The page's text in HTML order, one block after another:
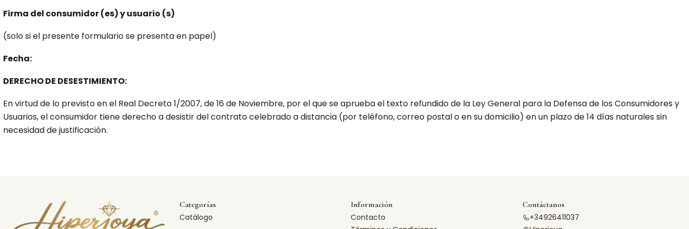
Firma del consumidor (es) y usuario (s)
(solo si el presente formulario se presenta en papel)
Fecha:
DERECHO DE DESESTIMIENTO:
En virtud de lo previsto en el Real Decreto 1/2007, de 16 de Noviembre, por el que se aprueba el texto refundido de la Ley General para la Defensa de los Consumidores y
Usuarios, el consumidor tiene derecho a desistir del contrato celebrado a distancia (por teléfono, correo postal o en su domicilio) en un plazo de 14 días naturales sin
necesidad de justificación.
Categorías
Catálogo
Información
Contacto
Contáctanos
+34926411037